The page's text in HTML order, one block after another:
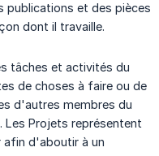
publications et des pièces
dont il travaille.
tâches et activités du
de choses à faire ou de
d'autres membres du
Les Projets représentent
afin d'aboutir à un